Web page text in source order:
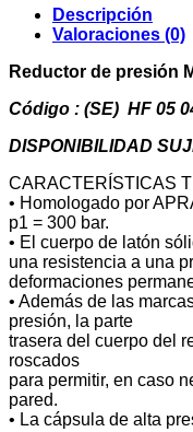
nitrógeno
300/60
Bar
cantidad
Descripción
Valoraciones (0)
Reductor de presión
Código : (SE) HF 05
DISPONIBILIDAD
CARACTERÍSTICAS
• Homologado por
p1 = 300 bar.
• El cuerpo de latón
una resistencia a una
deformaciones
• Además de las
presión, la parte
trasera del cuerpo del
roscados
para permitir, en caso
pared.
• La cápsula de alta